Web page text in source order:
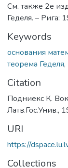
См. также 2е
Геделя. – Рига:
Keywords
основания
теорема Геделя,
Citation
Подниекс К.
Латв.Гос.Унив.,
URI
https://
Collections